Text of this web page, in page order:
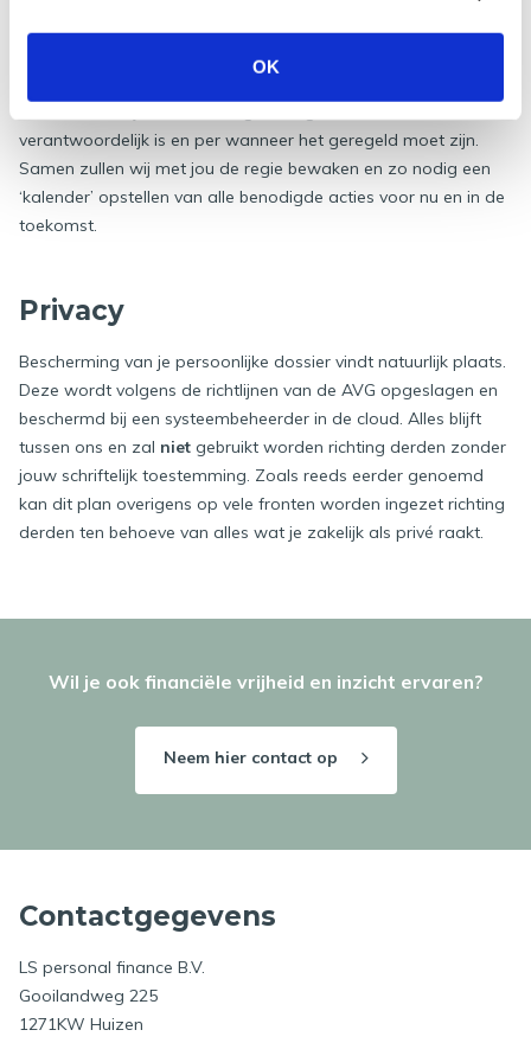
OK
Solutions.
verantwoordelijk is en per wanneer het geregeld moet zijn.
Samen zullen wij met jou de regie bewaken en zo nodig een
‘kalender’ opstellen van alle benodigde acties voor nu en in de
toekomst.
Privacy
Bescherming van je persoonlijke dossier vindt natuurlijk plaats.
Deze wordt volgens de richtlijnen van de AVG opgeslagen en
beschermd bij een systeembeheerder in de cloud. Alles blijft
tussen ons en zal niet gebruikt worden richting derden zonder
jouw schriftelijk toestemming. Zoals reeds eerder genoemd
kan dit plan overigens op vele fronten worden ingezet richting
derden ten behoeve van alles wat je zakelijk als privé raakt.
Wil je ook financiële vrijheid en inzicht ervaren?
Neem hier contact op
Contactgegevens
LS personal finance B.V.
Gooilandweg 225
1271KW Huizen